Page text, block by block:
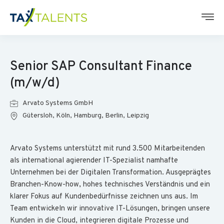
Senior SAP Consultant Finance
(m/w/d)
Arvato Systems GmbH
Gütersloh, Köln, Hamburg, Berlin, Leipzig
Arvato Systems unterstützt mit rund 3.500 Mitarbeitenden
als international agierender IT-Spezialist namhafte
Unternehmen bei der Digitalen Transformation. Ausgeprägtes
Branchen-Know-how, hohes technisches Verständnis und ein
klarer Fokus auf Kundenbedürfnisse zeichnen uns aus. Im
Team entwickeln wir innovative IT-Lösungen, bringen unsere
Kunden in die Cloud, integrieren digitale Prozesse und